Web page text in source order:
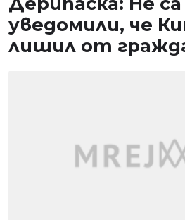
уведомили, че
лишил от